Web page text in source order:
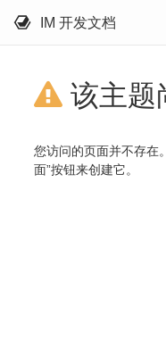
IM 开发文档
该主题
您访问的页面并不存在
面”按钮来创建它。